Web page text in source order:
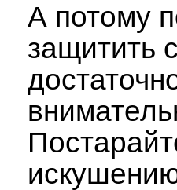
А потому
защитить